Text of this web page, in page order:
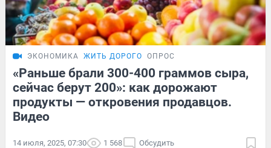
ЭКОНОМИКА ЖИТЬ ДОРОГО ОПРОС
«Раньше брали 300-400 граммов сыра,
сейчас берут 200»: как дорожают
продукты — откровения продавцов.
Видео
14 июля, 2025, 07:30 1 568 Обсудить